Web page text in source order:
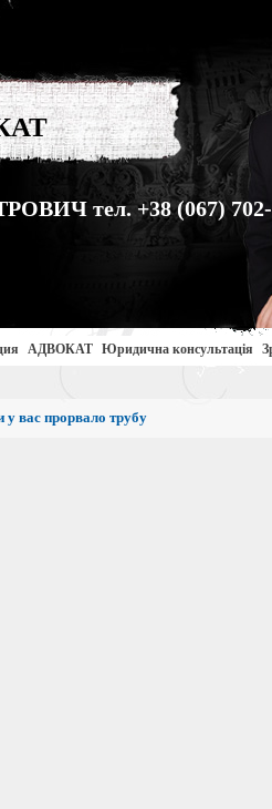
тел. +38 (067) 702-
АДВОКАТ Юридична консультація
у вас прорвало трубу